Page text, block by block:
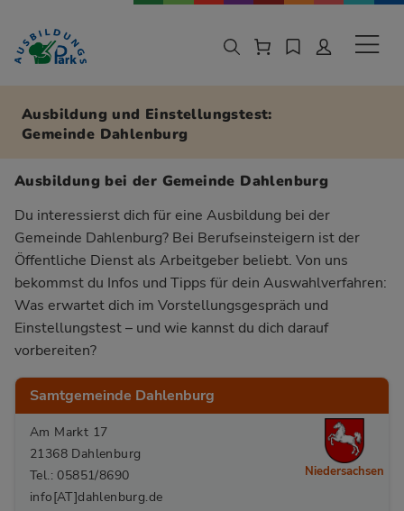
Zur Navigation springen
Zu den Hauptinhalten springen
Ausbildung und Einstellungstest:
Gemeinde Dahlenburg
Ausbildung bei der Gemeinde Dahlenburg
Du interessierst dich für eine Ausbildung bei der
Gemeinde Dahlenburg? Bei Berufseinsteigern ist der
Öffentliche Dienst als Arbeitgeber beliebt. Von uns
bekommst du Infos und Tipps für dein Auswahlverfahren:
Was erwartet dich im Vorstellungsgespräch und
Einstellungstest – und wie kannst du dich darauf
vorbereiten?
Samtgemeinde Dahlenburg
Am Markt 17
21368 Dahlenburg
Tel.: 05851/8690
info[AT]dahlenburg.de
Niedersachsen